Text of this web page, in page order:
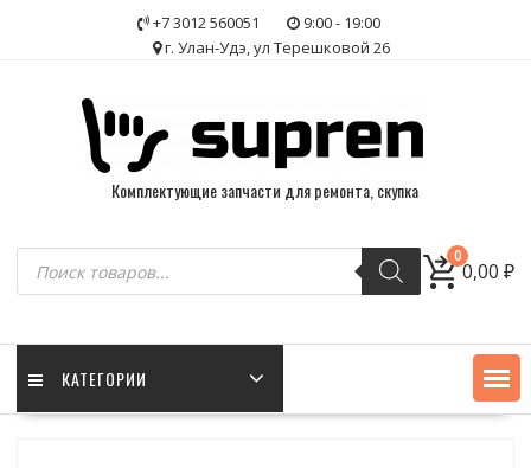
+7 3012 560051
9:00 - 19:00
г. Улан-Удэ, ул Терешковой 26
Комплектующие запчасти для ремонта, скупка
Поиск
товаров
0
0,00₽
КАТЕГОРИИ